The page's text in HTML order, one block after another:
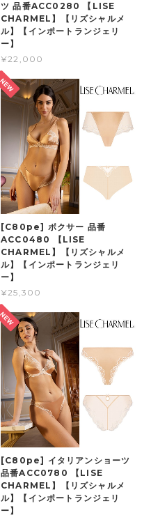
ツ 品番ACC0280 【LISE
CHARMEL】【リズシャルメ
ル】【インポートランジェリ
ー】
¥22,000
[C80pe] ボクサー 品番
ACC0480 【LISE
CHARMEL】【リズシャルメ
ル】【インポートランジェリ
ー】
¥25,300
[C80pe] イタリアンショーツ
品番ACC0780 【LISE
CHARMEL】【リズシャルメ
ル】【インポートランジェリ
ー】